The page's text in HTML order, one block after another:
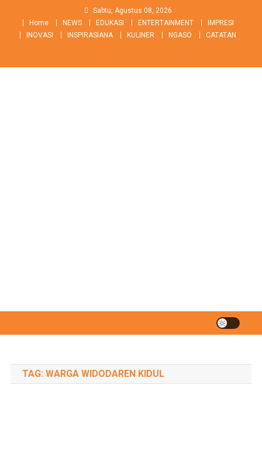
content
Sabtu, Agustus 08, 2026
Home
NEWS EDUKASI ENTERTAINMENT
IMPRESI
INOVASI
INSPIRASIANA KULINER NGASO CATATAN
TAG: WARGA WIDODAREN KIDUL